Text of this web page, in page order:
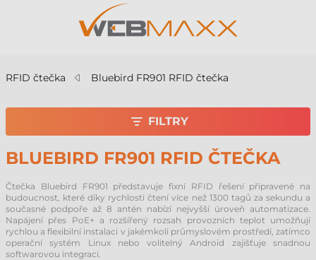
RFID čtečka Bluebird FR901 RFID čtečka
BLUEBIRD FR901 RFID ČTEČKA
Čtečka Bluebird FR901 představuje fixní RFID řešení připravené na
budoucnost, které díky rychlosti čtení více než 1300 tagů za sekundu a
současné podpoře až 8 antén nabízí nejvyšší úroveň automatizace.
Napájení přes PoE+ a rozšířený rozsah provozních teplot umožňují
rychlou a flexibilní instalaci v jakémkoli průmyslovém prostředí, zatímco
operační systém Linux nebo volitelný Android zajišťuje snadnou
softwarovou integraci.
FILTRY